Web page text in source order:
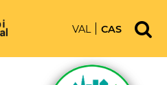
VAL CAS